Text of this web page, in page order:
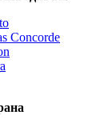
Concorde